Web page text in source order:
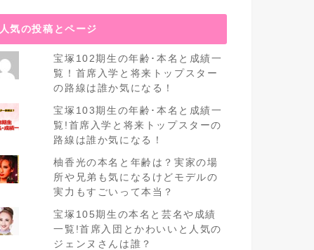
人気の投稿とページ
宝塚102期生の年齢･本名と成績一
覧！首席入学と将来トップスター
の路線は誰か気になる！
宝塚103期生の年齢･本名と成績一
覧!首席入学と将来トップスターの
路線は誰か気になる！
柚香光の本名と年齢は？実家の場
所や兄弟も気になるけどモデルの
実力もすごいって本当？
宝塚105期生の本名と芸名や成績
一覧!首席入団とかわいいと人気の
ジェンヌさんは誰？